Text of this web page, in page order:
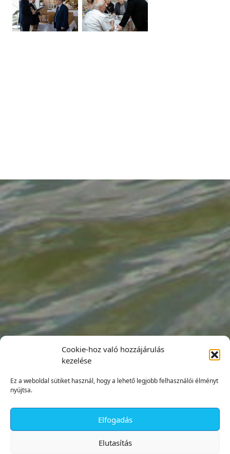
Cookie-hoz való hozzájárulás
kezelése
Ez a weboldal sütiket használ, hogy a lehető legjobb felhasználói élményt
nyújtsa.
Elfogadás
Elutasítás
✕